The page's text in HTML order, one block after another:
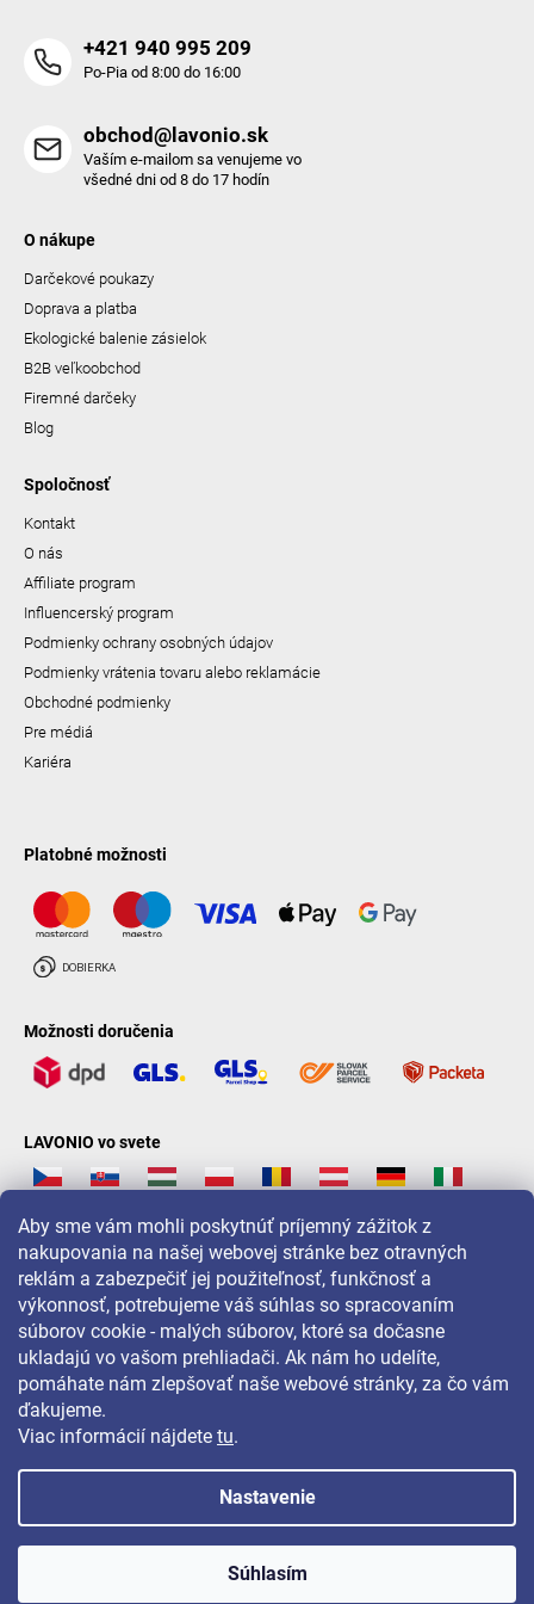
Aby sme vám mohli poskytnúť príjemný zážitok z
nakupovania na našej webovej stránke bez otravných
reklám a zabezpečiť jej použiteľnosť, funkčnosť a
výkonnosť, potrebujeme váš súhlas so spracovaním
súborov cookie - malých súborov, ktoré sa dočasne
ukladajú vo vašom prehliadači. Ak nám ho udelíte,
pomáhate nám zlepšovať naše webové stránky, za čo vám
ďakujeme.
Viac informácií nájdete tu.
Nastavenie
Súhlasím
+421 940 995 209
Po-Pia od 8:00 do 16:00
obchod@lavonio.sk
Vaším e-mailom sa venujeme vo
všedné dni od 8 do 17 hodín
O nákupe
Darčekové poukazy
Doprava a platba
Ekologické balenie zásielok
B2B veľkoobchod
Firemné darčeky
Blog
Spoločnosť
Kontakt
O nás
Affiliate program
Influencerský program
Podmienky ochrany osobných údajov
Podmienky vrátenia tovaru alebo reklamácie
Obchodné podmienky
Pre médiá
Kariéra
Platobné možnosti
Možnosti doručenia
LAVONIO vo svete
Pre akcie, súťaže a zľavy nás sledujte na:
Copyright 2026 LAVONIO.sk. Všetky práva vyhradené.